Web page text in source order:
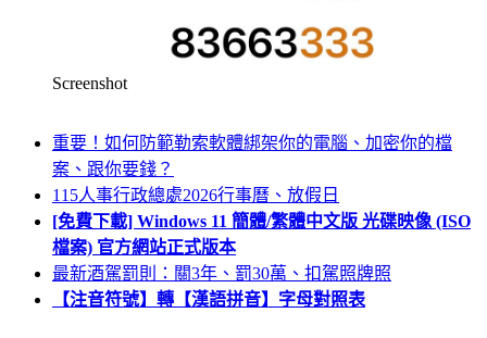
Screenshot
重要！如何防範勒索軟體綁架你的電腦、加密你的檔
案、跟你要錢？
115人事行政總處2026行事曆、放假日
[免費下載] Windows 11 簡體/繁體中文版 光碟映像 (ISO
檔案) 官方網站正式版本
最新酒駕罰則：關3年、罰30萬、扣駕照牌照
【注音符號】轉【漢語拼音】字母對照表